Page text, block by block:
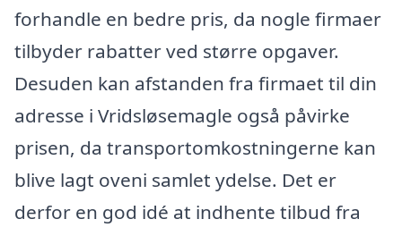
forhandle en bedre pris, da nogle firmaer
tilbyder rabatter ved større opgaver.
Desuden kan afstanden fra firmaet til din
adresse i Vridsløsemagle også påvirke
prisen, da transportomkostningerne kan
blive lagt oveni samlet ydelse. Det er
derfor en god idé at indhente tilbud fra